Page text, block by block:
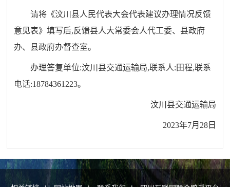
请将《汶川县人民代表大会代表建议办理情况反馈
意见表》填写后,反馈县人大常委会人代工委、县政府
办、县政府办督查室。
办理答复单位:汶川县交通运输局,联系人:田程,联系
电话:18784361223。
汶川县交通运输局
2023年7月28日